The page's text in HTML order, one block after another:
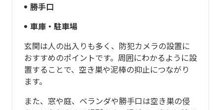
勝手口
車庫・駐車場
玄関は人の出入りも多く、防犯カメラの設置に
おすすめのポイントです。周囲にわかるように設
置することで、空き巣や泥棒の抑止につながり
ます。
また、窓や庭、ベランダや勝手口は空き巣の侵